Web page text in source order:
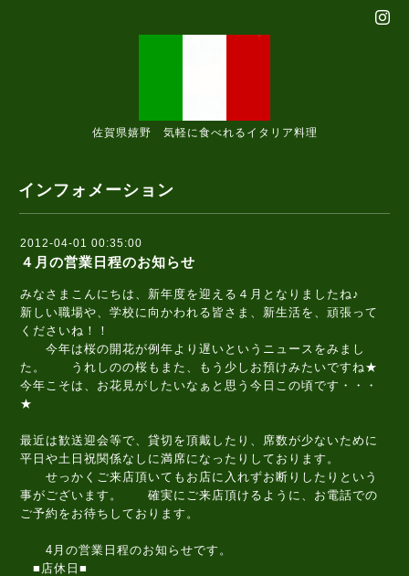
佐賀県嬉野 気軽に食べれるイタリア料理
インフォメーション
2012-04-01 00:35:00
４月の営業日程のお知らせ
みなさまこんにちは、新年度を迎える４月となりましたね♪
新しい職場や、学校に向かわれる皆さま、新生活を、頑張って
くださいね！！
今年は桜の開花が例年より遅いというニュースをみまし
た。 うれしのの桜もまた、もう少しお預けみたいですね★
今年こそは、お花見がしたいなぁと思う今日この頃です・・・
★
最近は歓送迎会等で、貸切を頂戴したり、席数が少ないために
平日や土日祝関係なしに満席になったりしております。
せっかくご来店頂いてもお店に入れずお断りしたりという
事がございます。 確実にご来店頂けるように、お電話での
ご予約をお待ちしております。
4月の営業日程のお知らせです。
■店休日■